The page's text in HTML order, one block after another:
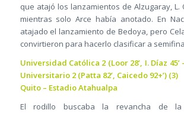
que atajó los lanzamientos de Alzugaray, L.
mientras solo Arce había anotado. En
atajado el lanzamiento de Bedoya, pero
convirtieron para hacerlo clasificar a
Universidad Católica 2 (Loor 28’, I. Díaz 45’
Universitario 2 (Patta 82’, Caicedo 92+’) (3)
Quito – Estadio Atahualpa
El rodillo buscaba la revancha de la